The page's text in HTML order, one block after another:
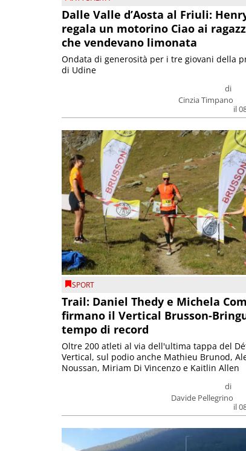
Dalle Valle d’Aosta al Friuli:
regala un motorino Ciao ai
che vendevano limonata
di
Cinzia Timpano
il
Ondata di generosità per i tre giovani della
di Udine
SPORT
Trail: Daniel Thedy e Michela
firmano il Vertical Brusson-
tempo di record
di
Davide Pellegrino
il
Oltre 200 atleti al via dell'ultima tappa del
Vertical, sul podio anche Mathieu Brunod,
Noussan, Miriam Di Vincenzo e Kaitlin Allen